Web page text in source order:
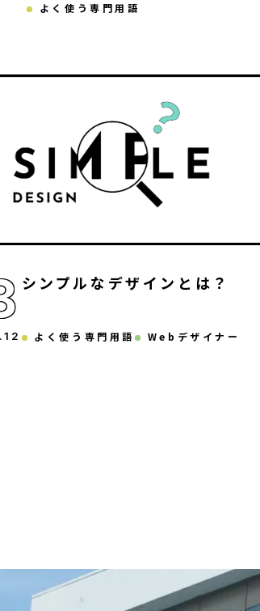
よく使う専門用語
.12
シンプルなデザインとは？
よく使う専門用語 Webデザイナー